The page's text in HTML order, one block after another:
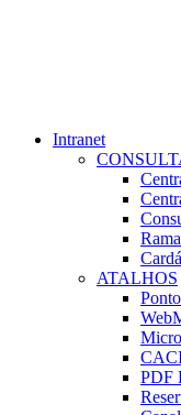
Intranet
ATALHOS
PDF